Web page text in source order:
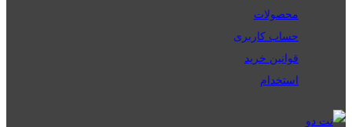
محصولات
حساب کاربری
قوانین خرید
استخدام